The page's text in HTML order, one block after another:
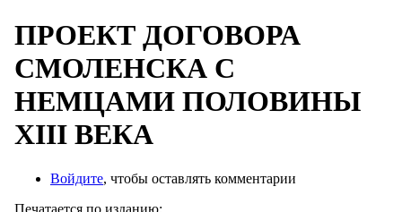
ПРОЕКТ ДОГОВОРА
СМОЛЕНСКА С
НЕМЦАМИ ПОЛОВИНЫ
XIII ВЕКА
Войдите, чтобы оставлять комментарии
Печатается по изданию: